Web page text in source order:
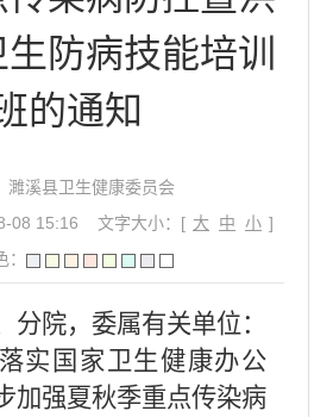
防病技能培训
的通知
濉溪县卫生健康委员会
08 15:16
文字大小：[ 大 中 小 ]
分院，委属有关单位：
实国家卫生健康办公
加强夏秋季重点传染病